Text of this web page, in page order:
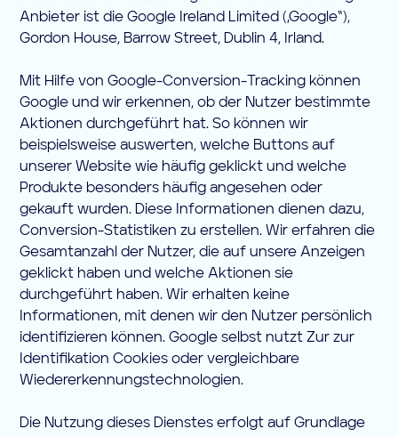
Anbieter ist die Google Ireland Limited („Google“),
Gordon House, Barrow Street, Dublin 4, Irland.
Mit Hilfe von Google-Conversion-Tracking können
Google und wir erkennen, ob der Nutzer bestimmte
Aktionen durchgeführt hat. So können wir
beispielsweise auswerten, welche Buttons auf
unserer Website wie häufig geklickt und welche
Produkte besonders häufig angesehen oder
gekauft wurden. Diese Informationen dienen dazu,
Conversion-Statistiken zu erstellen. Wir erfahren die
Gesamtanzahl der Nutzer, die auf unsere Anzeigen
geklickt haben und welche Aktionen sie
durchgeführt haben. Wir erhalten keine
Informationen, mit denen wir den Nutzer persönlich
identifizieren können. Google selbst nutzt Zur zur
Identifikation Cookies oder vergleichbare
Wiedererkennungstechnologien.
Die Nutzung dieses Dienstes erfolgt auf Grundlage